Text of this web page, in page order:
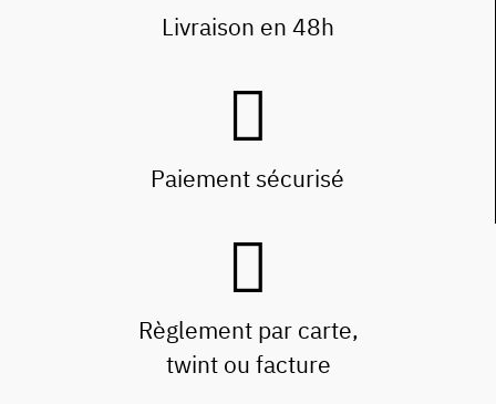
Livraison en 48h
Paiement sécurisé
Règlement par carte,
twint ou facture